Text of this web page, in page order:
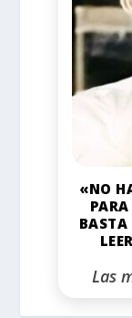
«NO
BASTA
Las